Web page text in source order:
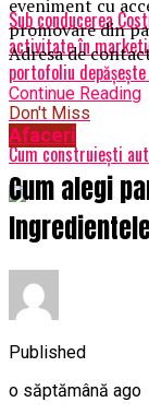
Sub conducerea
activitate în
portofoliu
Don't Miss
Cum construiești
eveniment cu
promovare din
Adresa de
Continue Reading
Afaceri
Cum alegi
Published
o săptămână ago